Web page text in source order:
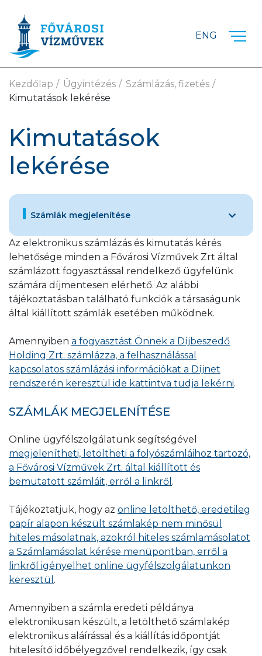
ENG
Kezdőlap Ügyintézés
Számlázás, fizetés
Kimutatások lekérése
Kimutatások
lekérése
Számlák megjelenítése
Az elektronikus számlázás és kimutatás kérés
lehetősége minden a Fővárosi Vízművek Zrt által
számlázott fogyasztással rendelkező ügyfelünk
számára díjmentesen elérhető. Az alábbi
tájékoztatásban található funkciók a társaságunk
által kiállított számlák esetében működnek.
Amennyiben a fogyasztást Önnek a Díjbeszedő
Holding Zrt. számlázza, a felhasználással
kapcsolatos számlázási információkat a Díjnet
rendszerén keresztül ide kattintva tudja lekérni.
SZÁMLÁK MEGJELENÍTÉSE
Online ügyfélszolgálatunk segítségével
megjelenítheti, letöltheti a folyószámláihoz tartozó,
a Fővárosi Vízművek Zrt. által kiállított és
bemutatott számláit, erről a linkről .
Tájékoztatjuk, hogy az online letölthető, eredetileg
papír alapon készült számlakép nem minősül
hiteles másolatnak, azokról hiteles számlamásolatot
a Számlamásolat kérése menüpontban, erről a
linkről igényelhet online ügyfélszolgálatunkon
keresztül .
Amennyiben a számla eredeti példánya
elektronikusan készült, a letölthető számlakép
elektronikus aláírással és a kiállítás időpontját
hitelesítő időbélyegzővel rendelkezik, így csak